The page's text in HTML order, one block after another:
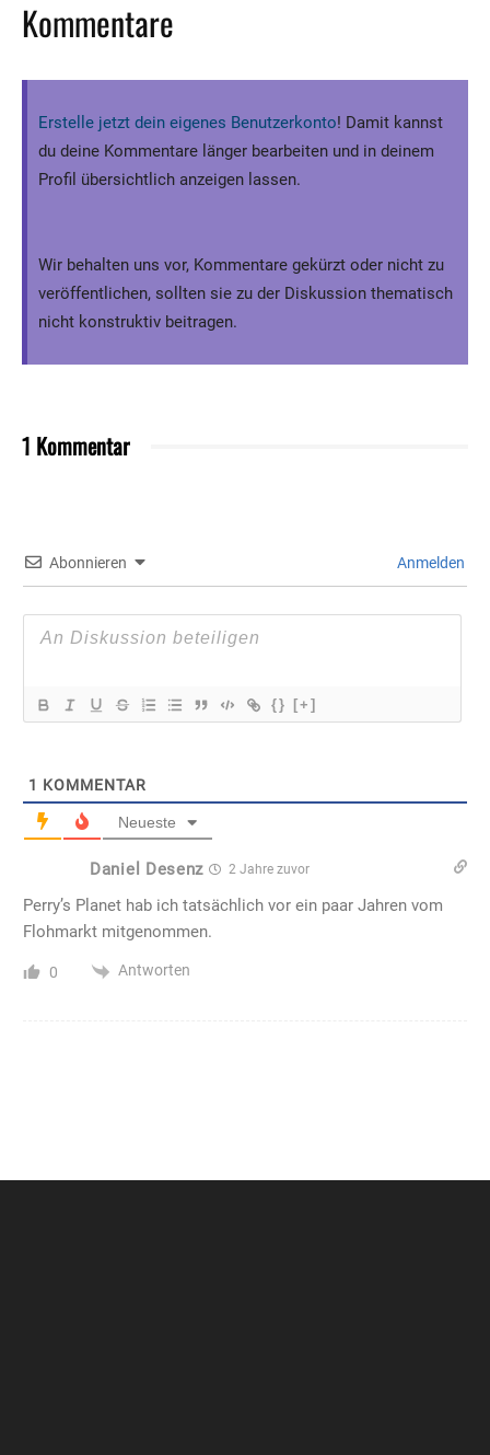
Kommentare
Erstelle jetzt dein eigenes Benutzerkonto! Damit kannst
du deine Kommentare länger bearbeiten und in deinem
Profil übersichtlich anzeigen lassen.
Wir behalten uns vor, Kommentare gekürzt oder nicht zu
veröffentlichen, sollten sie zu der Diskussion thematisch
nicht konstruktiv beitragen.
1 Kommentar
Abonnieren Anmelden
{} [+]
1 KOMMENTAR
Neueste
Daniel Desenz 2 Jahre zuvor
Perry’s Planet hab ich tatsächlich vor ein paar Jahren vom
Flohmarkt mitgenommen.
0 Antworten